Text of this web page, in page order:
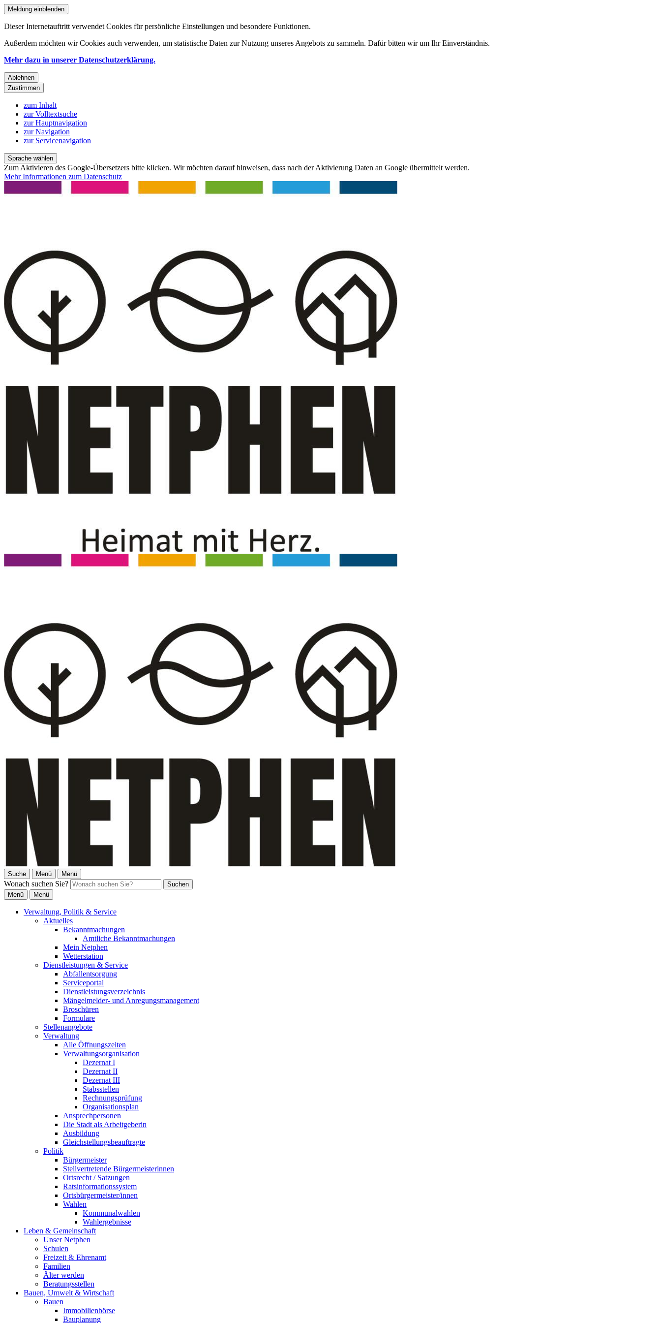
Meldung einblenden
Dieser Internetauftritt verwendet Cookies für persönliche Einstellungen und besondere Funktionen.
Außerdem möchten wir Cookies auch verwenden, um statistische Daten zur Nutzung unseres Angebots zu sammeln. Dafür bitten wir um Ihr Einverständnis.
Mehr dazu in unserer Datenschutzerklärung.
Ablehnen
Zustimmen
zum Inhalt
zur Volltextsuche
zur Hauptnavigation
zur Navigation
zur Servicenavigation
Sprache wählen
Zum Aktivieren des Google-Übersetzers bitte klicken. Wir möchten darauf hinweisen, dass nach der Aktivierung Daten an Google übermittelt werden.
Mehr Informationen zum Datenschutz
Suche Menü Menü
Wonach suchen Sie?
Suchen
Menü
Menü
Verwaltung, Politik & Service
Aktuelles
Bekanntmachungen
Amtliche Bekanntmachungen
Mein Netphen
Wetterstation
Dienstleistungen & Service
Abfallentsorgung
Serviceportal
Dienstleistungsverzeichnis
Mängelmelder- und Anregungsmanagement
Broschüren
Formulare
Stellenangebote
Verwaltung
Alle Öffnungszeiten
Verwaltungsorganisation
Dezernat I
Dezernat II
Dezernat III
Stabsstellen
Rechnungsprüfung
Organisationsplan
Ansprechpersonen
Die Stadt als Arbeitgeberin
Ausbildung
Gleichstellungsbeauftragte
Politik
Bürgermeister
Stellvertretende Bürgermeisterinnen
Ortsrecht / Satzungen
Ratsinformationssystem
Ortsbürgermeister/innen
Wahlen
Kommunalwahlen
Wahlergebnisse
Leben & Gemeinschaft
Unser Netphen
Schulen
Freizeit & Ehrenamt
Familien
Älter werden
Beratungsstellen
Bauen, Umwelt & Wirtschaft
Bauen
Immobilienbörse
Bauplanung